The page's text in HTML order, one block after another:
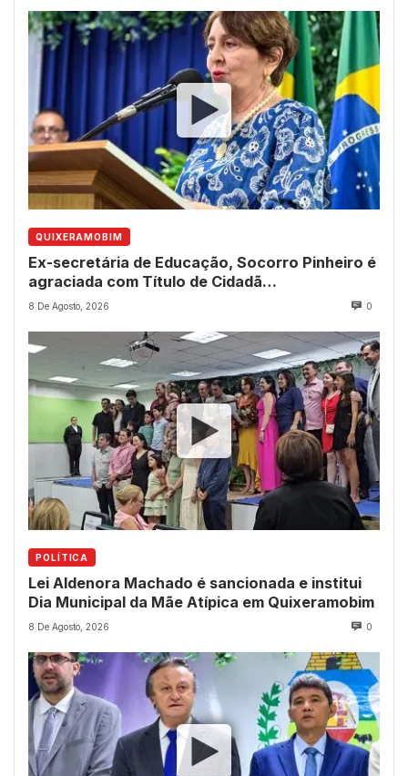
QUIXERAMOBIM
Ex-secretária de Educação, Socorro Pinheiro é
agraciada com Título de Cidadã
Quixeramobinense
8 De Agosto, 2026 0
POLÍTICA
Lei Aldenora Machado é sancionada e institui
Dia Municipal da Mãe Atípica em Quixeramobim
8 De Agosto, 2026 0